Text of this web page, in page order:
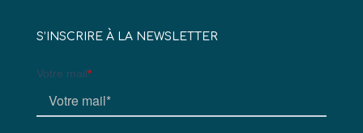
S’INSCRIRE À LA NEWSLETTER